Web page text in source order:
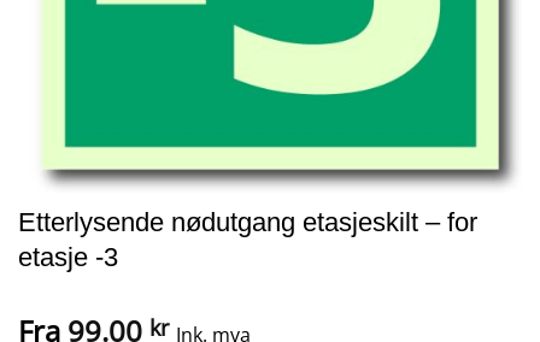
Etterlysende nødutgang etasjeskilt – for
etasje -3
Fra 99.00 kr Ink. mva